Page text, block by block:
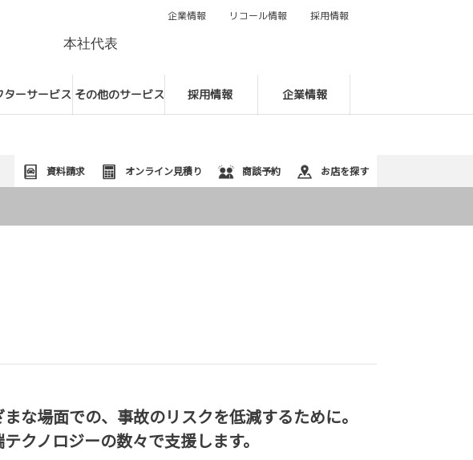
本社代表
ターサービス その他のサービス 採用情報 企業情報
企業情報 リコール情報 採用情報
資料請求 オンライン見積り 商談予約 お店を探す
まな場面での、事故のリスクを低減するために。
クノロジーの数々で支援します。